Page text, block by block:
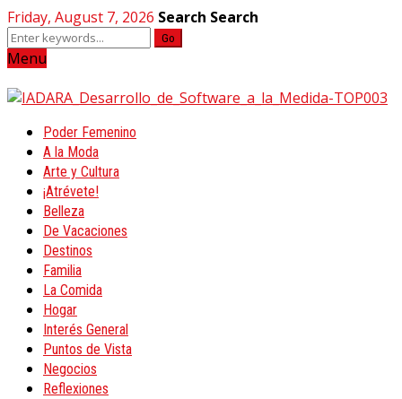
Friday, August 7, 2026 Search Search
Go
Menu
Poder Femenino
A la Moda
Arte y Cultura
¡Atrévete!
Belleza
De Vacaciones
Destinos
Familia
La Comida
Hogar
Interés General
Puntos de Vista
Negocios
Reflexiones